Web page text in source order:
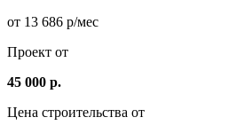
от 13 686 р/мес
Проект от
45 000 р.
Цена строительства от